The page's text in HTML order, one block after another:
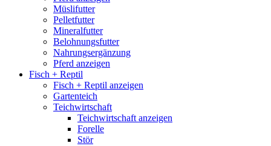
Müslifutter
Pelletfutter
Mineralfutter
Belohnungsfutter
Nahrungsergänzung
Pferd anzeigen
Fisch + Reptil
Fisch + Reptil anzeigen
Gartenteich
Teichwirtschaft
Teichwirtschaft anzeigen
Forelle
Stör